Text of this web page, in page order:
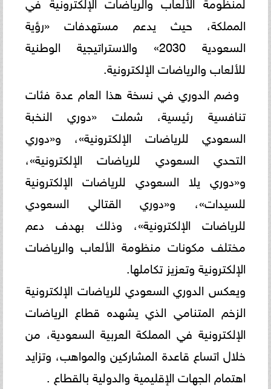
المملكة، حيث يدعم مستهدفات «رؤية
السعودية 2030» والاستراتيجية الوطنية
للألعاب والرياضات الإلكترونية.
وضم الدوري في نسخة هذا العام عدة فئات
تنافسية رئيسية، شملت «دوري النخبة
السعودي للرياضات الإلكترونية»، و«دوري
التحدي السعودي للرياضات الإلكترونية»،
و«دوري يلا السعودي للرياضات الإلكترونية
للسيدات»، و«دوري القتالي السعودي
للرياضات الإلكترونية»، وذلك بهدف دعم
مختلف مكونات منظومة الألعاب والرياضات
الإلكترونية وتعزيز تكاملها.
ويعكس الدوري السعودي للرياضات الإلكترونية
الزخم المتنامي الذي يشهده قطاع الرياضات
الإلكترونية في المملكة العربية السعودية، من
خلال اتساع قاعدة المشاركين والمواهب، وتزايد
اهتمام الجهات الإقليمية والدولية بالقطاع .